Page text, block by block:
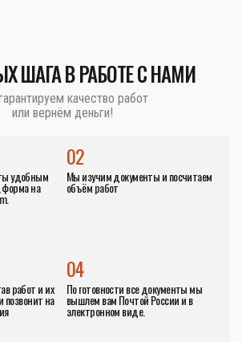
ШАГА В РАБОТЕ С НАМИ
качество работ
или вернём деньги!
удобным
форма на
02
Мы изучим документы и посчитаем
объём работ
04
По готовности все документы мы
вышлем вам Почтой России и в
электронном виде.
работ и их
позвонит на